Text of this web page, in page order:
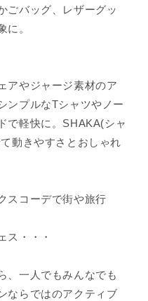
ごバッグ、レザーグッ
に。
アやジャージ素材のア
ンプルなTシャツやノー
で軽快に。SHAKA(シャ
動きやすさとおしゃれ
スコーデで街や旅行
ス・・・
、一人でもみんなでも
ならではのアクティブ